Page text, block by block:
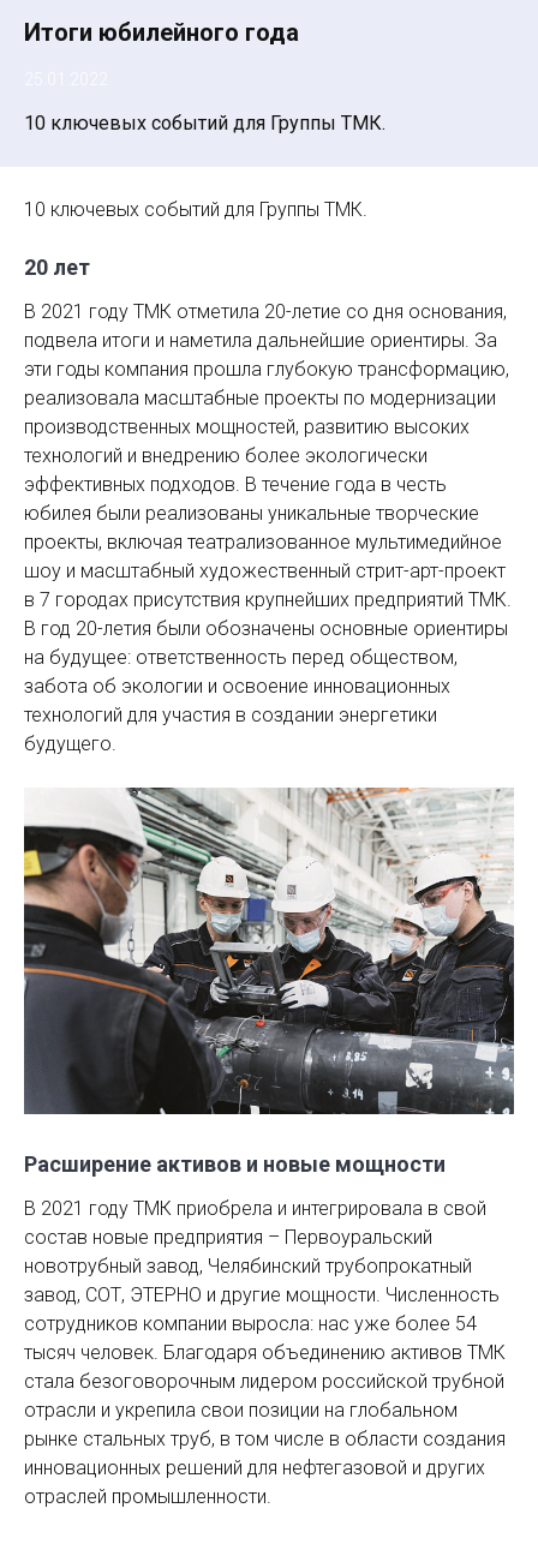
Итоги юбилейного года
10 ключевых событий для Группы ТМК.
10 ключевых событий для Группы ТМК.
20 лет
В 2021 году ТМК отметила 20-летие со дня основания,
подвела итоги и наметила дальнейшие ориентиры. За
эти годы компания прошла глубокую трансформацию,
реализовала масштабные проекты по модернизации
производственных мощностей, развитию высоких
технологий и внедрению более экологически
эффективных подходов. В течение года в честь
юбилея были реализованы уникальные творческие
проекты, включая театрализованное мультимедийное
шоу и масштабный художественный стрит-арт-проект
в 7 городах присутствия крупнейших предприятий ТМК.
В год 20-летия были обозначены основные ориентиры
на будущее: ответственность перед обществом,
забота об экологии и освоение инновационных
технологий для участия в создании энергетики
будущего.
Расширение активов и новые мощности
В 2021 году ТМК приобрела и интегрировала в свой
состав новые предприятия – Первоуральский
новотрубный завод, Челябинский трубопрокатный
завод, СОТ, ЭТЕРНО и другие мощности. Численность
сотрудников компании выросла: нас уже более 54
тысяч человек. Благодаря объединению активов ТМК
стала безоговорочным лидером российской трубной
отрасли и укрепила свои позиции на глобальном
рынке стальных труб, в том числе в области создания
инновационных решений для нефтегазовой и других
отраслей промышленности.